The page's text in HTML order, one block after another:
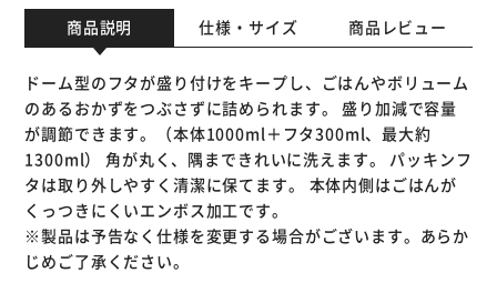
商品説明 仕様・サイズ 商品レビュー
ドーム型のフタが盛り付けをキープし、ごはんやボリューム
のあるおかずをつぶさずに詰められます。 盛り加減で容量
が調節できます。（本体1000ml＋フタ300ml、最大約
1300ml） 角が丸く、隅まできれいに洗えます。 パッキンフ
タは取り外しやすく清潔に保てます。 本体内側はごはんが
くっつきにくいエンボス加工です。
※製品は予告なく仕様を変更する場合がございます。あらか
じめご了承ください。